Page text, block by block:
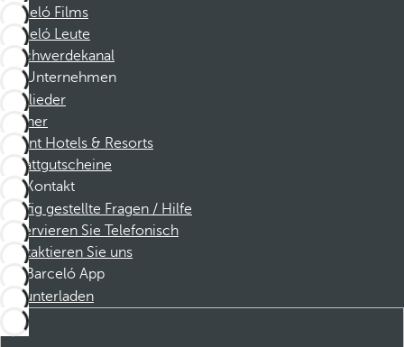
Barceló Films
Barceló Leute
Beschwerdekanal
Unternehmen
Mitglieder
Partner
Dorint Hotels & Resorts
Rabattgutscheine
Kontakt
Häufig gestellte Fragen / Hilfe
Reservieren Sie Telefonisch
Kontaktieren Sie uns
Barceló App
Herunterladen